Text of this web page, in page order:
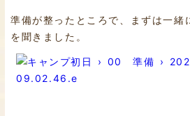
準備が整ったところで、まずは一緒
を聞きました。